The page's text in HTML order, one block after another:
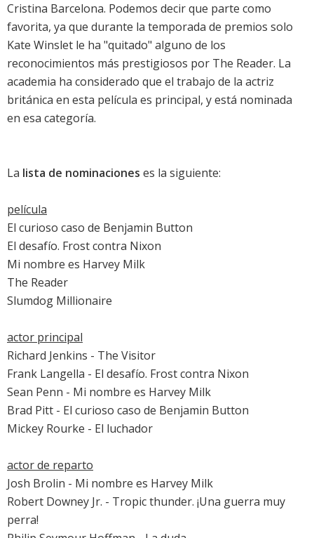
Cristina Barcelona. Podemos decir que parte como
favorita, ya que durante la temporada de premios solo
Kate Winslet le ha "quitado" alguno de los
reconocimientos más prestigiosos por The Reader. La
academia ha considerado que el trabajo de la actriz
británica en esta película es principal, y está nominada
en esa categoría.
La lista de nominaciones es la siguiente:
película
El curioso caso de Benjamin Button
El desafío. Frost contra Nixon
Mi nombre es Harvey Milk
The Reader
Slumdog Millionaire
actor principal
Richard Jenkins - The Visitor
Frank Langella - El desafío. Frost contra Nixon
Sean Penn - Mi nombre es Harvey Milk
Brad Pitt - El curioso caso de Benjamin Button
Mickey Rourke - El luchador
actor de reparto
Josh Brolin - Mi nombre es Harvey Milk
Robert Downey Jr. - Tropic thunder. ¡Una guerra muy
perra!